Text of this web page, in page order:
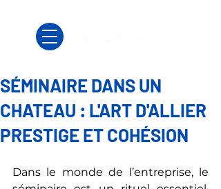
SÉMINAIRE DANS UN
CHATEAU : L'ART D'ALLIER
PRESTIGE ET COHÉSION
Dans le monde de l’entreprise, le